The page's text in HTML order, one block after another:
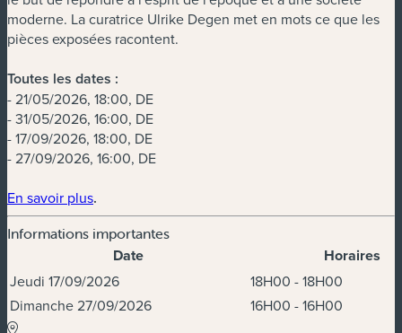
moderne. La curatrice Ulrike Degen met en mots ce que les
pièces exposées racontent.
Toutes les dates :
- 21/05/2026, 18:00, DE
- 31/05/2026, 16:00, DE
- 17/09/2026, 18:00, DE
- 27/09/2026, 16:00, DE
En savoir plus(nouvelle fenêtre)
.
Informations importantes
Dates et horaires
Date Horaires
Jeudi 17/09/2026
18H00 - 18H00
Dimanche 27/09/2026
16H00 - 16H00